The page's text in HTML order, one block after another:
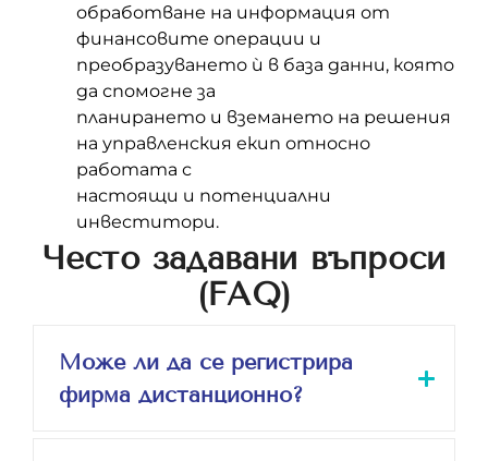
обработване на информация от
финансовите операции и
преобразуването ѝ в база данни, която
да спомогне за
планирането и вземането на решения
на управленския екип относно
работата с
настоящи и потенциални
инвеститори.
Често задавани въпроси
(FAQ)
Може ли да се регистрира
фирма дистанционно?